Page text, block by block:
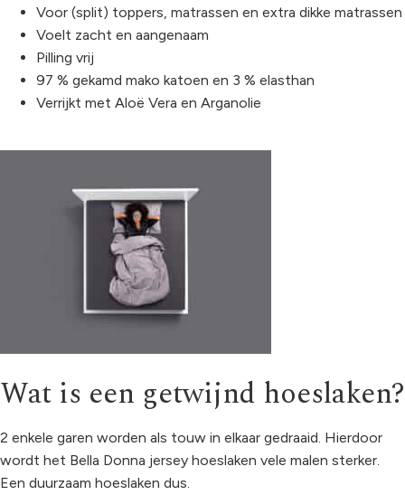
Voor (split) toppers, matrassen en extra dikke matrassen
Voelt zacht en aangenaam
Pilling vrij
97 % gekamd mako katoen en 3 % elasthan
Verrijkt met Aloë Vera en Arganolie
Wat is een getwijnd hoeslaken?
2 enkele garen worden als touw in elkaar gedraaid. Hierdoor
wordt het Bella Donna jersey hoeslaken vele malen sterker.
Een duurzaam hoeslaken dus.